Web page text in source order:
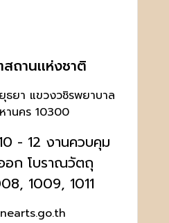
านเเห่งชาติ
ธยา แขวงวชิรพยาบาล
านคร 10300
- 12 งานควบคุม
อก โบราณวัตถุ
1009, 1011